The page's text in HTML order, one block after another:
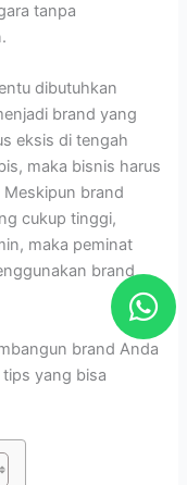
tanpa
dibutuhkan
brand yang
eksis di tengah
maka bisnis harus
brand
cukup tinggi,
maka peminat
brand
brand Anda
yang bisa
W
h
a